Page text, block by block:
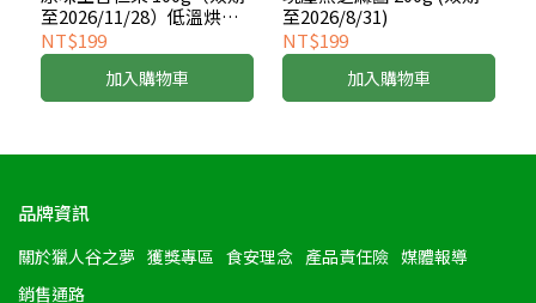
至2026/11/28）低溫烘焙
無添加堅果
NT$199
加入購物車
至2026/8/31)
NT$199
加入購物車
品牌資訊
關於獵人谷之夢 獲獎專區 食安理念 產品責任險 媒體報導
銷售通路